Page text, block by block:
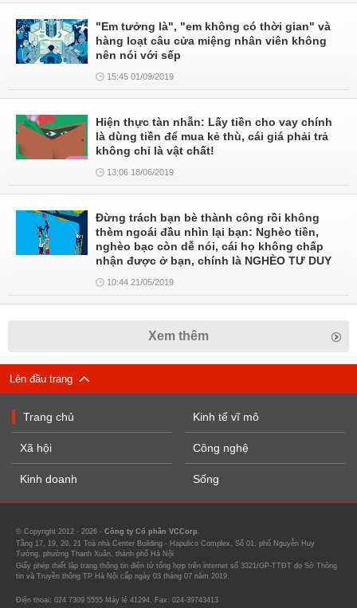
"Em tưởng là", "em không có thời gian" và
hàng loạt câu cửa miệng nhân viên không
nên nói với sếp
15:45 01/09/2019
Hiện thực tàn nhẫn: Lấy tiền cho vay chính
là dùng tiền để mua kẻ thù, cái giá phải trả
không chỉ là vật chất!
13:06 18/06/2019
Đừng trách bạn bè thành công rồi không
thèm ngoái đầu nhìn lại bạn: Nghèo tiền,
nghèo bạc còn dễ nói, cái họ không chấp
nhận được ở bạn, chính là NGHÈO TƯ DUY
10:44 21/05/2019
Xem thêm
Lên đầu trang
Trang chủ
Xã hội
Kinh doanh
Kinh tế vĩ mô
Công nghệ
Sống
© Copyright 2012 - 2026 - Công ty Cổ phần VCCorp.
Tầng 17, 19, 20, 21 Toà nhà Center Building - Hapulico Complex, Số 01, phố Nguyễn Huy
Tưởng, phường Thanh Xuân, thành phố Hà Nội
Giấy phép thiết lập trang thông tin điện tử tổng hợp trên internet số 3321/GP-TTĐT do Sở Thông
tin và Truyền thông TP Hà Nội cấp ngày 03 tháng 07 năm 2019.
Điện thoại: 024 7309 5555 Máy lẻ 41294. Fax: 024-39743413